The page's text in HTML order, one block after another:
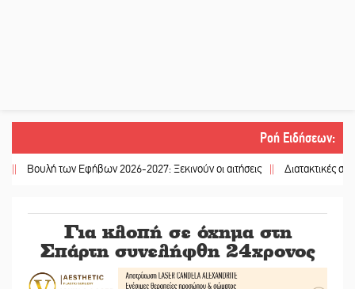
Ροή Ειδήσεων:
των Εφήβων 2026-2027: Ξεκινούν οι αιτήσεις || Διατακτικές σίτισης:
Για κλοπή σε όχημα στη
Σπάρτη συνελήφθη 24χρονος